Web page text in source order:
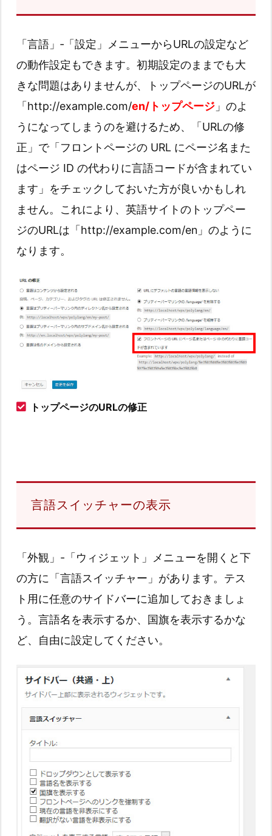
「言語」‐「設定」メニューからURLの設定など
の動作設定もできます。初期設定のままでも大
きな問題はありませんが、トップページのURLが
「http://example.com/en/トップページ 」のよ
うになってしまうのを避けるため、「URLの修
正」で「フロントページの URL にページ名また
はページ ID の代わりに言語コードが含まれてい
ます」をチェックしておいた方が良いかもしれ
ません。これにより、英語サイトのトップペー
ジのURLは「http://example.com/en」のように
なります。
トップページのURLの修正
言語スイッチャーの表示
「外観」-「ウィジェット」メニューを開くと下
の方に「言語スイッチャー」があります。テス
ト用に任意のサイドバーに追加しておきましょ
う。言語名を表示するか、国旗を表示するかな
ど、自由に設定してください。